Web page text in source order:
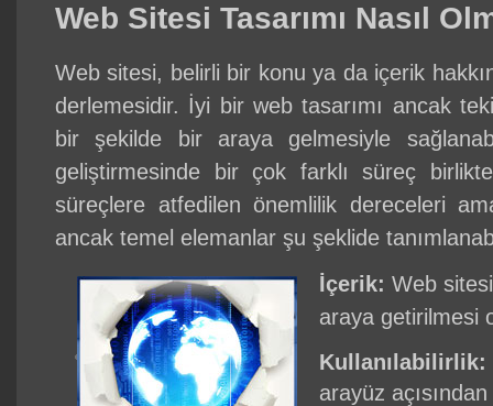
Web Sitesi Tasarımı Nasıl
Web sitesi, belirli bir konu ya da içerik
derlemesidir. İyi bir web tasarımı ancak
bir şekilde bir araya gelmesiyle
geliştirmesinde bir çok farklı süreç
süreçlere atfedilen önemlilik dereceleri
ancak temel elemanlar şu şeklide
İçerik: Web
araya getirilmesi
Kullanılabilirlik:
arayüz